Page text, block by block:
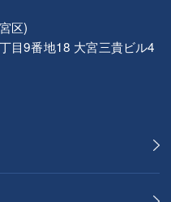
区)
目9番地18 大宮三貴ビル4